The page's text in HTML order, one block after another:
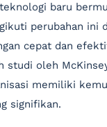
baru
perubahan ini
cepat dan
studi oleh
memiliki
signifikan.